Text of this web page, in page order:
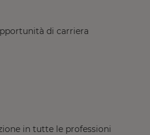
di carriera
in tutte le professioni